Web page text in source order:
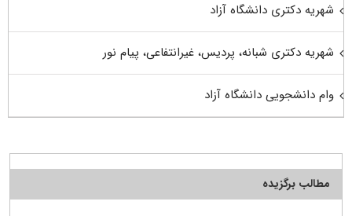
شهریه دکتری دانشگاه آزاد
شهریه دکتری شبانه، پردیس، غیرانتفاعی، پیام نور
وام دانشجویی دانشگاه آزاد
مطالب برگزیده